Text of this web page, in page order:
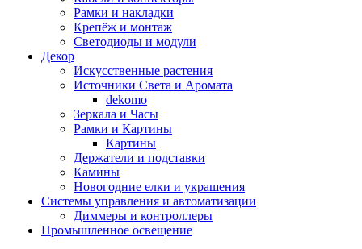
Рамки и накладки
Крепёж и монтаж
Светодиоды и модули
Декор
Искусственные растения
Источники Света и Аромата
dekomo
Зеркала и Часы
Рамки и Картины
Картины
Держатели и подставки
Камины
Новогодние елки и украшения
Системы управления и автоматизации
Диммеры и контроллеры
Промышленное освещение